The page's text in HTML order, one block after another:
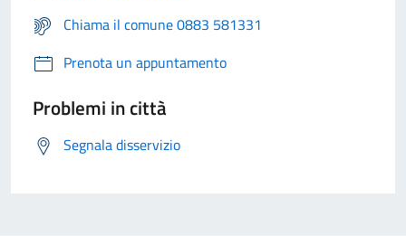
Chiama il comune 0883 581331
Prenota un appuntamento
Problemi in città
Segnala disservizio